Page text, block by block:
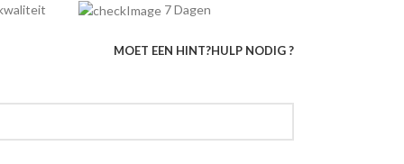
kwaliteit
7 Dagen
MOET EEN HINT?HULP NODIG ?